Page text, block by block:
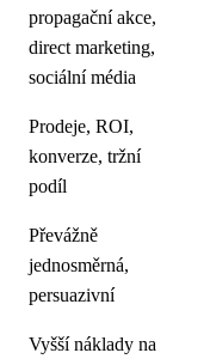
propagační akce,
direct marketing,
sociální média
Prodeje, ROI,
konverze, tržní
podíl
Převážně
jednosměrná,
persuazivní
Vyšší náklady na